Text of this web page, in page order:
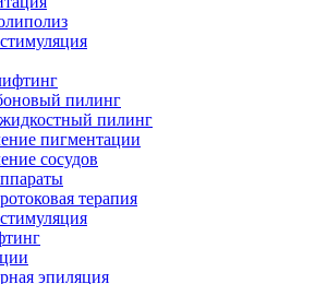
пилинг
пилинг
пигментации
сосудов
терапия
эпиляция